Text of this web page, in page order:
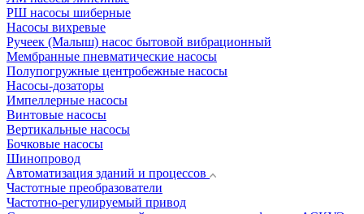
РШ насосы шиберные
Насосы вихревые
Ручеек (Малыш) насос бытовой вибрационный
Мембранные пневматические насосы
Полупогружные центробежные насосы
Насосы-дозаторы
Импеллерные насосы
Винтовые насосы
Вертикальные насосы
Бочковые насосы
Шинопровод
Автоматизация зданий и процессов
Частотные преобразователи
Частотно-регулируемый привод